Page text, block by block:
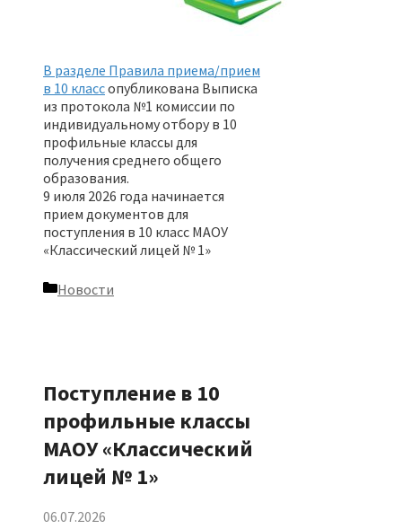
В разделе Правила приема/прием
в 10 классопубликована Выписка
из протокола №1 комиссии по
индивидуальному отбору в 10
профильные классы для
получения среднего общего
образования.
9 июля 2026 года начинается
прием документов для
поступления в 10 класс МАОУ
«Классический лицей № 1»
Рубрики
Новости
Поступление в 10
профильные классы
МАОУ «Классический
лицей № 1»
06.07.2026